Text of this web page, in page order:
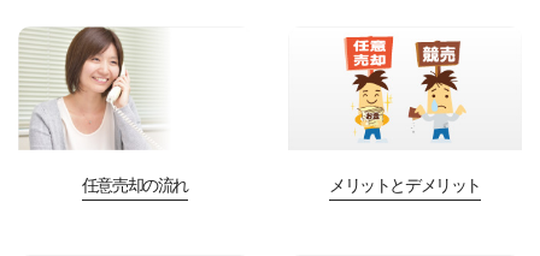
任意売却の流れ メリットとデメリット